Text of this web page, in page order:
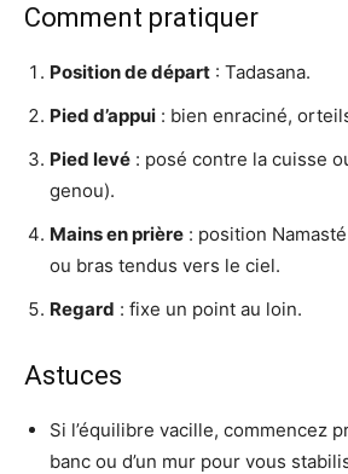
Comment pratiquer
Position de départ : Tadasana.
Pied d’appui : bien enraciné,
Pied levé : posé contre la cuisse
genou).
Mains en prière : position
ou bras tendus vers le ciel.
Regard : fixe un point au loin.
Astuces
Si l’équilibre vacille, commencez
banc ou d’un mur pour vous